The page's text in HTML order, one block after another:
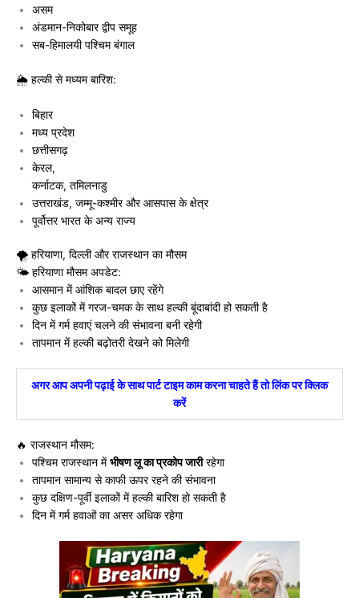
असम
अंडमान-निकोबार द्वीप समूह
सब-हिमालयी पश्चिम बंगाल
🌦️ हल्की से मध्यम बारिश:
बिहार
मध्य प्रदेश
छत्तीसगढ़
केरल,
कर्नाटक, तमिलनाडु
उत्तराखंड, जम्मू-कश्मीर और आसपास के क्षेत्र
पूर्वोत्तर भारत के अन्य राज्य
🌪️ हरियाणा, दिल्ली और राजस्थान का मौसम
🌤️ हरियाणा मौसम अपडेट:
आसमान में आंशिक बादल छाए रहेंगे
कुछ इलाकों में गरज-चमक के साथ हल्की बूंदाबांदी हो सकती है
दिन में गर्म हवाएं चलने की संभावना बनी रहेगी
तापमान में हल्की बढ़ोतरी देखने को मिलेगी
अगर आप अपनी पढ़ाई के साथ पार्ट टाइम काम करना चाहते हैं तो लिंक पर क्लिक
करें
🔥 राजस्थान मौसम:
पश्चिम राजस्थान मेंभीषण लू का प्रकोप जारीरहेगा
तापमान सामान्य से काफी ऊपर रहने की संभावना
कुछ दक्षिण-पूर्वी इलाकों में हल्की बारिश हो सकती है
दिन में गर्म हवाओं का असर अधिक रहेगा